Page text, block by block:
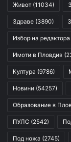
Живот (11034)
Здраве (3890)
Избор на редактора
Имоти в Пловдив
Култура (9786)
Новини (54257)
Образование в
ПУЛС (2542)
Под ножа (2745)